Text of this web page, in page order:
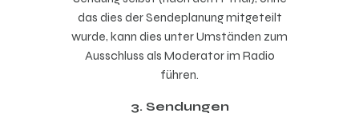
das dies der Sendeplanung mitgeteilt
wurde, kann dies unter Umständen zum
Ausschluss als Moderator im Radio
führen.
3. Sendungen